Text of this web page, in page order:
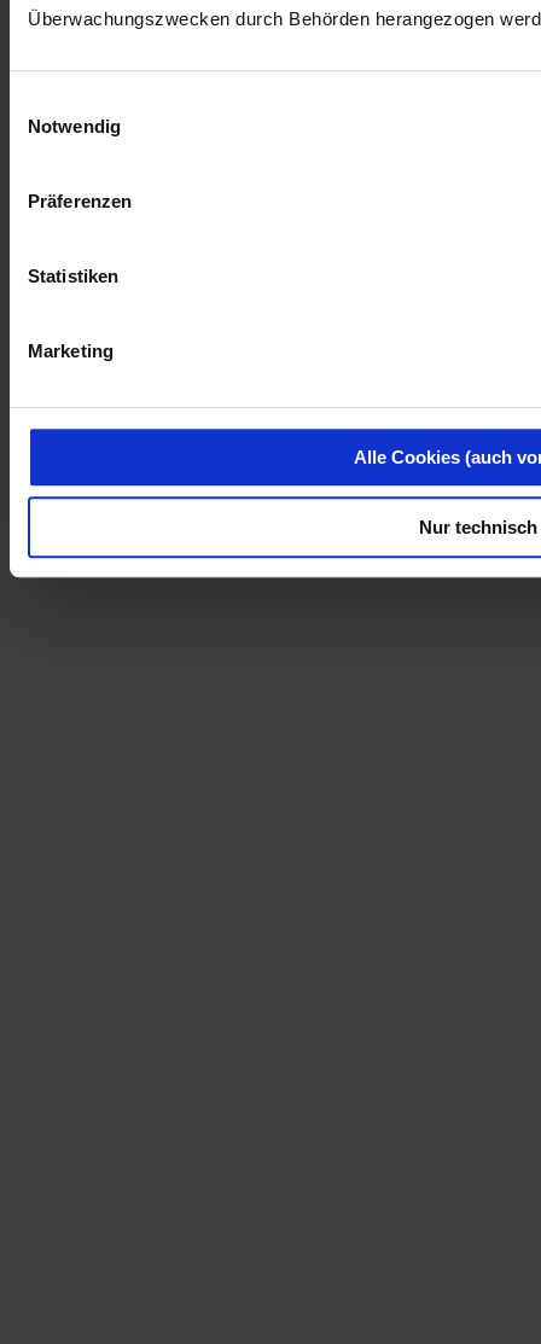
Überwachungszwecken durch Behörden herangezogen
Notwendig
Präferenzen
Statistiken
Marketing
Alle Cookies (auch
Nur